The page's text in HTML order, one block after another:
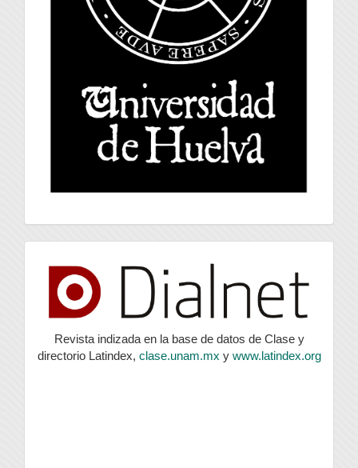
index
Revista indizada en la base de datos de Clase y
directorio Latindex, clase.unam.mx y www.latindex.org